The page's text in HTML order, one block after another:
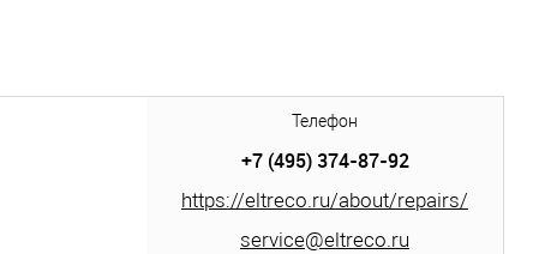
Телефон
+7 (495) 374-87-92
https://eltreco.ru/about/repairs/
service@eltreco.ru